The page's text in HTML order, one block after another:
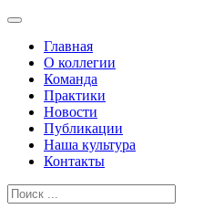
Главная
О коллегии
Команда
Практики
Новости
Публикации
Наша культура
Контакты